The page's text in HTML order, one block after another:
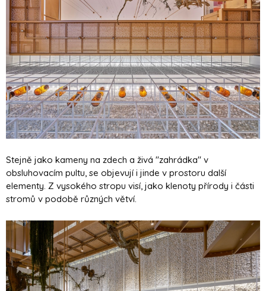
Stejně jako kameny na zdech a živá "zahrádka" v
obsluhovacím pultu, se objevují i jinde v prostoru další
elementy. Z vysokého stropu visí, jako klenoty přírody i části
stromů v podobě různých větví.